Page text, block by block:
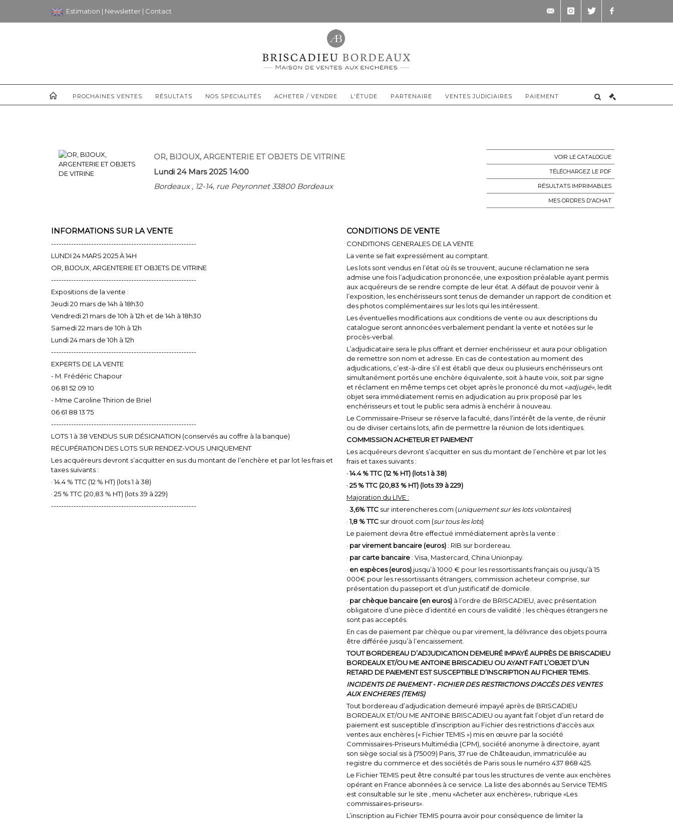
Estimation | Newsletter | Contact
PROCHAINES VENTES RÉSULTATS NOS SPECIALITÉS ACHETER / VENDRE L'ÉTUDE PARTENAIRE VENTES JUDICIAIRES PAIEMENT
OR, BIJOUX, ARGENTERIE ET OBJETS DE VITRINE
Lundi 24 Mars 2025 14:00
Bordeaux , 12-14, rue Peyronnet 33800 Bordeaux
VOIR LE CATALOGUE
TÉLÉCHARGEZ LE PDF
RÉSULTATS IMPRIMABLES
MES ORDRES D'ACHAT
INFORMATIONS SUR LA VENTE
----------------------------------------------------------
LUNDI 24 MARS 2025 À 14H
OR, BIJOUX, ARGENTERIE ET OBJETS DE VITRINE
----------------------------------------------------------
Expositions de la vente :
Jeudi 20 mars de 14h à 18h30
Vendredi 21 mars de 10h à 12h et de 14h à 18h30
Samedi 22 mars de 10h à 12h
Lundi 24 mars de 10h à 12h
----------------------------------------------------------
EXPERTS DE LA VENTE
- M. Frédéric Chapour
06 81 52 09 10
- Mme Caroline Thirion de Briel
06 61 88 13 75
----------------------------------------------------------
LOTS 1 à 38 VENDUS SUR DÉSIGNATION (conservés au coffre à la banque)
RÉCUPÉRATION DES LOTS SUR RENDEZ-VOUS UNIQUEMENT
Les acquéreurs devront s’acquitter en sus du montant de l’enchère et par lot les frais et
taxes suivants :
· 14.4 % TTC (12 % HT) (lots 1 à 38)
· 25 % TTC (20,83 % HT) (lots 39 à 229)
----------------------------------------------------------
CONDITIONS DE VENTE
CONDITIONS GENERALES DE LA VENTE
La vente se fait expressément au comptant.
Les lots sont vendus en l’état où ils se trouvent, aucune réclamation ne sera
admise une fois l’adjudication prononcée, une exposition préalable ayant permis
aux acquéreurs de se rendre compte de leur état. A défaut de pouvoir venir à
l’exposition, les enchérisseurs sont tenus de demander un rapport de condition et
des photos complémentaires sur les lots qui les intéressent.
Les éventuelles modifications aux conditions de vente ou aux descriptions du
catalogue seront annoncées verbalement pendant la vente et notées sur le
procès-verbal.
L’adjudicataire sera le plus offrant et dernier enchérisseur et aura pour obligation
de remettre son nom et adresse. En cas de contestation au moment des
adjudications, c’est-à-dire s’il est établi que deux ou plusieurs enchérisseurs ont
simultanément portés une enchère équivalente, soit à haute voix, soit par signe
et réclament en même temps cet objet après le prononcé du mot «adjugé», ledit
objet sera immédiatement remis en adjudication au prix proposé par les
enchérisseurs et tout le public sera admis à enchérir à nouveau.
Le Commissaire-Priseur se réserve la faculté, dans l’intérêt de la vente, de réunir
ou de diviser certains lots, afin de permettre la réunion de lots identiques.
COMMISSION ACHETEUR ET PAIEMENT
Les acquéreurs devront s’acquitter en sus du montant de l’enchère et par lot les
frais et taxes suivants :
· 14.4 % TTC (12 % HT) (lots 1 à 38)
· 25 % TTC (20,83 % HT) (lots 39 à 229)
Majoration du LIVE :
· 3,6% TTC sur interencheres.com (uniquement sur les lots volontaires)
·1,8 % TTC sur drouot.com (sur tous les lots)
Le paiement devra être effectué immédiatement après la vente :
· par virement bancaire (euros) : RIB sur bordereau.
· par carte bancaire : Visa, Mastercard, China Unionpay.
· en espèces (euros) jusqu’à 1000 € pour les ressortissants français ou jusqu’à 15
000€ pour les ressortissants étrangers, commission acheteur comprise, sur
présentation du passeport et d’un justificatif de domicile.
· par chèque bancaire (en euros) à l’ordre de BRISCADIEU, avec présentation
obligatoire d’une pièce d’identité en cours de validité ; les chèques étrangers ne
sont pas acceptés.
En cas de paiement par chèque ou par virement, la délivrance des objets pourra
être différée jusqu’à l’encaissement.
TOUT BORDEREAU D’ADJUDICATION DEMEURÉ IMPAYÉ AUPRÈS DE BRISCADIEU
BORDEAUX ET/OU ME ANTOINE BRISCADIEU OU AYANT FAIT L’OBJET D’UN
RETARD DE PAIEMENT EST SUSCEPTIBLE D’INSCRIPTION AU FICHIER TEMIS.
INCIDENTS DE PAIEMENT - FICHIER DES RESTRICTIONS D'ACCÈS DES VENTES
AUX ENCHERES (TEMIS)
Tout bordereau d’adjudication demeuré impayé après de BRISCADIEU
BORDEAUX ET/OU ME ANTOINE BRISCADIEU ou ayant fait l’objet d’un retard de
paiement est susceptible d’inscription au Fichier des restrictions d'accès aux
ventes aux enchères (« Fichier TEMIS ») mis en œuvre par la société
Commissaires-Priseurs Multimédia (CPM), société anonyme à directoire, ayant
son siège social sis à (75009) Paris, 37 rue de Châteaudun, immatriculée au
registre du commerce et des sociétés de Paris sous le numéro 437 868 425.
Le Fichier TEMIS peut être consulté par tous les structures de vente aux enchères
opérant en France abonnées à ce service. La liste des abonnés au Service TEMIS
est consultable sur le site , menu «Acheter aux enchères», rubrique «Les
commissaires-priseurs».
L’inscription au Fichier TEMIS pourra avoir pour conséquence de limiter la